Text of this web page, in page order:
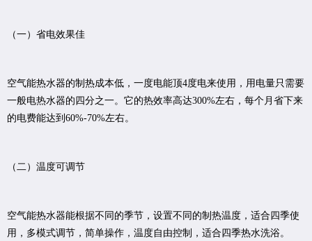
（一）省电效果佳
空气能热水器的制热成本低，一度电能顶4度电来使用，用电量只需要
一般电热水器的四分之一。它的热效率高达300%左右，每个月省下来
的电费能达到60%-70%左右。
（二）温度可调节
空气能热水器能根据不同的季节，设置不同的制热温度，适合四季使
用，多模式调节，简单操作，温度自由控制，适合四季热水洗浴。